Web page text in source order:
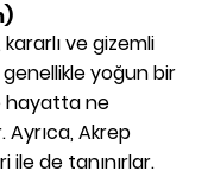
ve gizemli
genellikle yoğun bir
hayatta ne
Akrep
ile de tanınırlar.